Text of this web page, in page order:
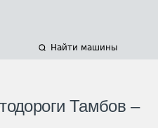
Найти машины
Тамбов –